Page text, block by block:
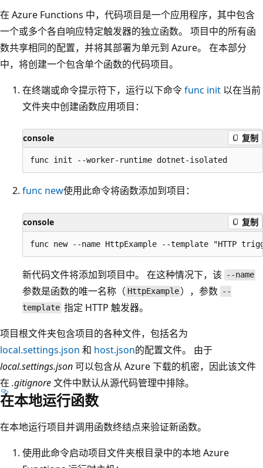
在 Azure Functions 中，代码项目是一个应用程序，其中包含
一个或多个各自响应特定触发器的独立函数。 项目中的所有函
数共享相同的配置，并将其部署为单元到 Azure。 在本部分
中，将创建一个包含单个函数的代码项目。
在终端或命令提示符下，运行以下命令func init 以在当前
文件夹中创建函数应用项目：
console 复制
func new使用此命令将函数添加到项目：
console 复制
新代码文件将添加到项目中。 在这种情况下，该 --name
参数是函数的唯一名称（ HttpExample ），参数 --
template 指定 HTTP 触发器。
项目根文件夹包含项目的各种文件，包括名为
local.settings.json 和 host.json的配置文件。 由于
local.settings.json可以包含从 Azure 下载的机密，因此该文件
在 .gitignore文件中默认从源代码管理中排除。
在本地运行函数
在本地运行项目并调用函数终结点来验证新函数。
使用此命令启动项目文件夹根目录中的本地 Azure